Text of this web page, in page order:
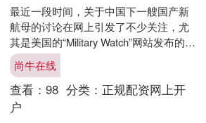
最近一段时间，关于中国下一艘国产新
航母的讨论在网上引发了不少关注，尤
其是美国的“Military Watch”网站发布的一
篇文章，引起了广泛热议。文章指出：
中国....
尚牛在线
查看： 98 分类： 正规配资网上开
户